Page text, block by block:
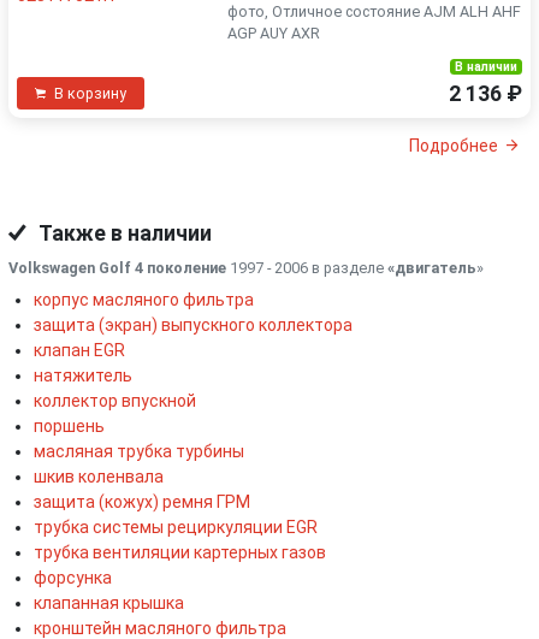
фото, Отличное состояние AJM ALH AHF
AGP AUY AXR
В корзину
В наличии
2 136 ₽
Подробнее
Также в наличии
Volkswagen Golf 4 поколение 1997 - 2006 в разделе «двигатель»
корпус масляного фильтра
защита (экран) выпускного коллектора
клапан EGR
натяжитель
коллектор впускной
поршень
масляная трубка турбины
шкив коленвала
защита (кожух) ремня ГРМ
трубка системы рециркуляции EGR
трубка вентиляции картерных газов
форсунка
клапанная крышка
кронштейн масляного фильтра